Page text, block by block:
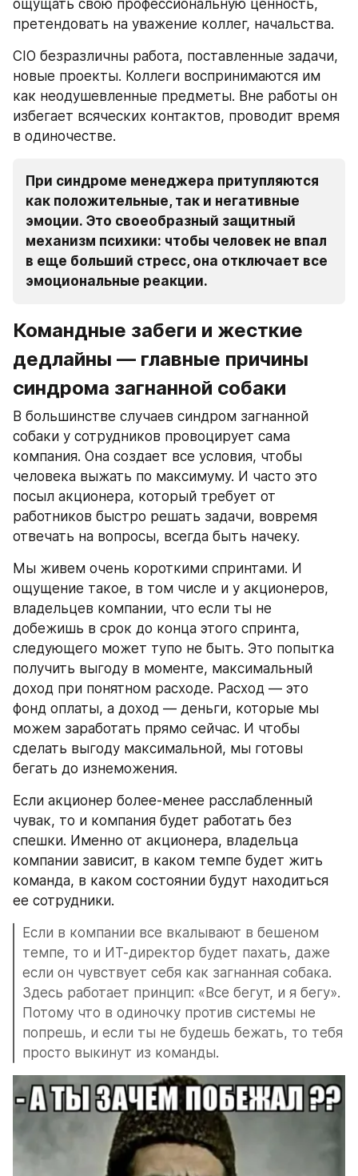
ощущать свою профессиональную ценность,
претендовать на уважение коллег, начальства.
CIO безразличны работа, поставленные задачи,
новые проекты. Коллеги воспринимаются им
как неодушевленные предметы. Вне работы он
избегает всяческих контактов, проводит время
в одиночестве.
При синдроме менеджера притупляются
как положительные, так и негативные
эмоции. Это своеобразный защитный
механизм психики: чтобы человек не впал
в еще больший стресс, она отключает все
эмоциональные реакции.
Командные забеги и жесткие
дедлайны — главные причины
синдрома загнанной собаки
В большинстве случаев синдром загнанной
собаки у сотрудников провоцирует сама
компания. Она создает все условия, чтобы
человека выжать по максимуму. И часто это
посыл акционера, который требует от
работников быстро решать задачи, вовремя
отвечать на вопросы, всегда быть начеку.
Мы живем очень короткими спринтами. И
ощущение такое, в том числе и у акционеров,
владельцев компании, что если ты не
добежишь в срок до конца этого спринта,
следующего может тупо не быть. Это попытка
получить выгоду в моменте, максимальный
доход при понятном расходе. Расход — это
фонд оплаты, а доход — деньги, которые мы
можем заработать прямо сейчас. И чтобы
сделать выгоду максимальной, мы готовы
бегать до изнеможения.
Если акционер более-менее расслабленный
чувак, то и компания будет работать без
спешки. Именно от акционера, владельца
компании зависит, в каком темпе будет жить
команда, в каком состоянии будут находиться
ее сотрудники.
Если в компании все вкалывают в бешеном
темпе, то и ИТ-директор будет пахать, даже
если он чувствует себя как загнанная собака.
Здесь работает принцип: «Все бегут, и я бегу».
Потому что в одиночку против системы не
попрешь, и если ты не будешь бежать, то тебя
просто выкинут из команды.